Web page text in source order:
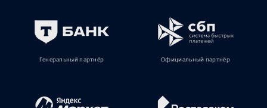
Генеральный партнёр Официальный партнёр